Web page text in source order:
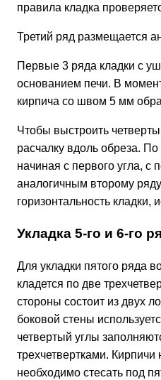
правила кладка
Третий ряд размещается
Первые 3 ряда кладки с
основанием печи. В
кирпича со швом 5 мм
Чтобы выстроить
расчалку вдоль обреза.
начиная с первого угла, с
аналогичным второму
горизонтальность кладки,
Укладка 5-го и 6-го
Для укладки пятого ряда
кладется по две
стороны состоит из двух
боковой стены
четвертый углы
трехчетвертками.
необходимо стесать под